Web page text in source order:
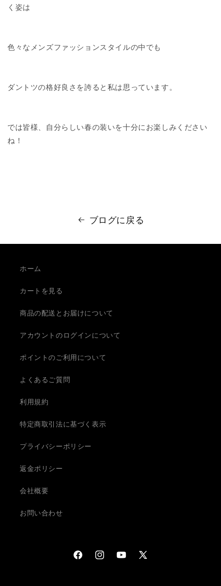
く姿は
色々なメンズファッションスタイルの中でも
ダントツの格好良さを誇ると私は思っています。
では皆様、自分らしい春の装いを十分にお楽しみください
ね！
ブログに戻る
ホーム
カートを見る
商品の配送とお届けについて
アカウントのログインについて
ポイントのご利用について
よくあるご質問
利用規約
特定商取引法に基づく表示
プライバシーポリシー
返金ポリシー
会社概要
お問い合わせ
FacebookInstagramYouTube
X